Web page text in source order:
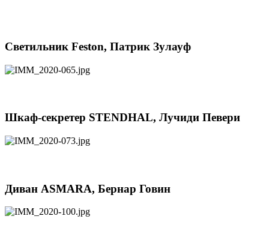
Светильник Feston, Патрик Зулауф
Шкаф-секретер STENDHAL, Лучиди Певери
Диван ASMARA, Бернар Говин